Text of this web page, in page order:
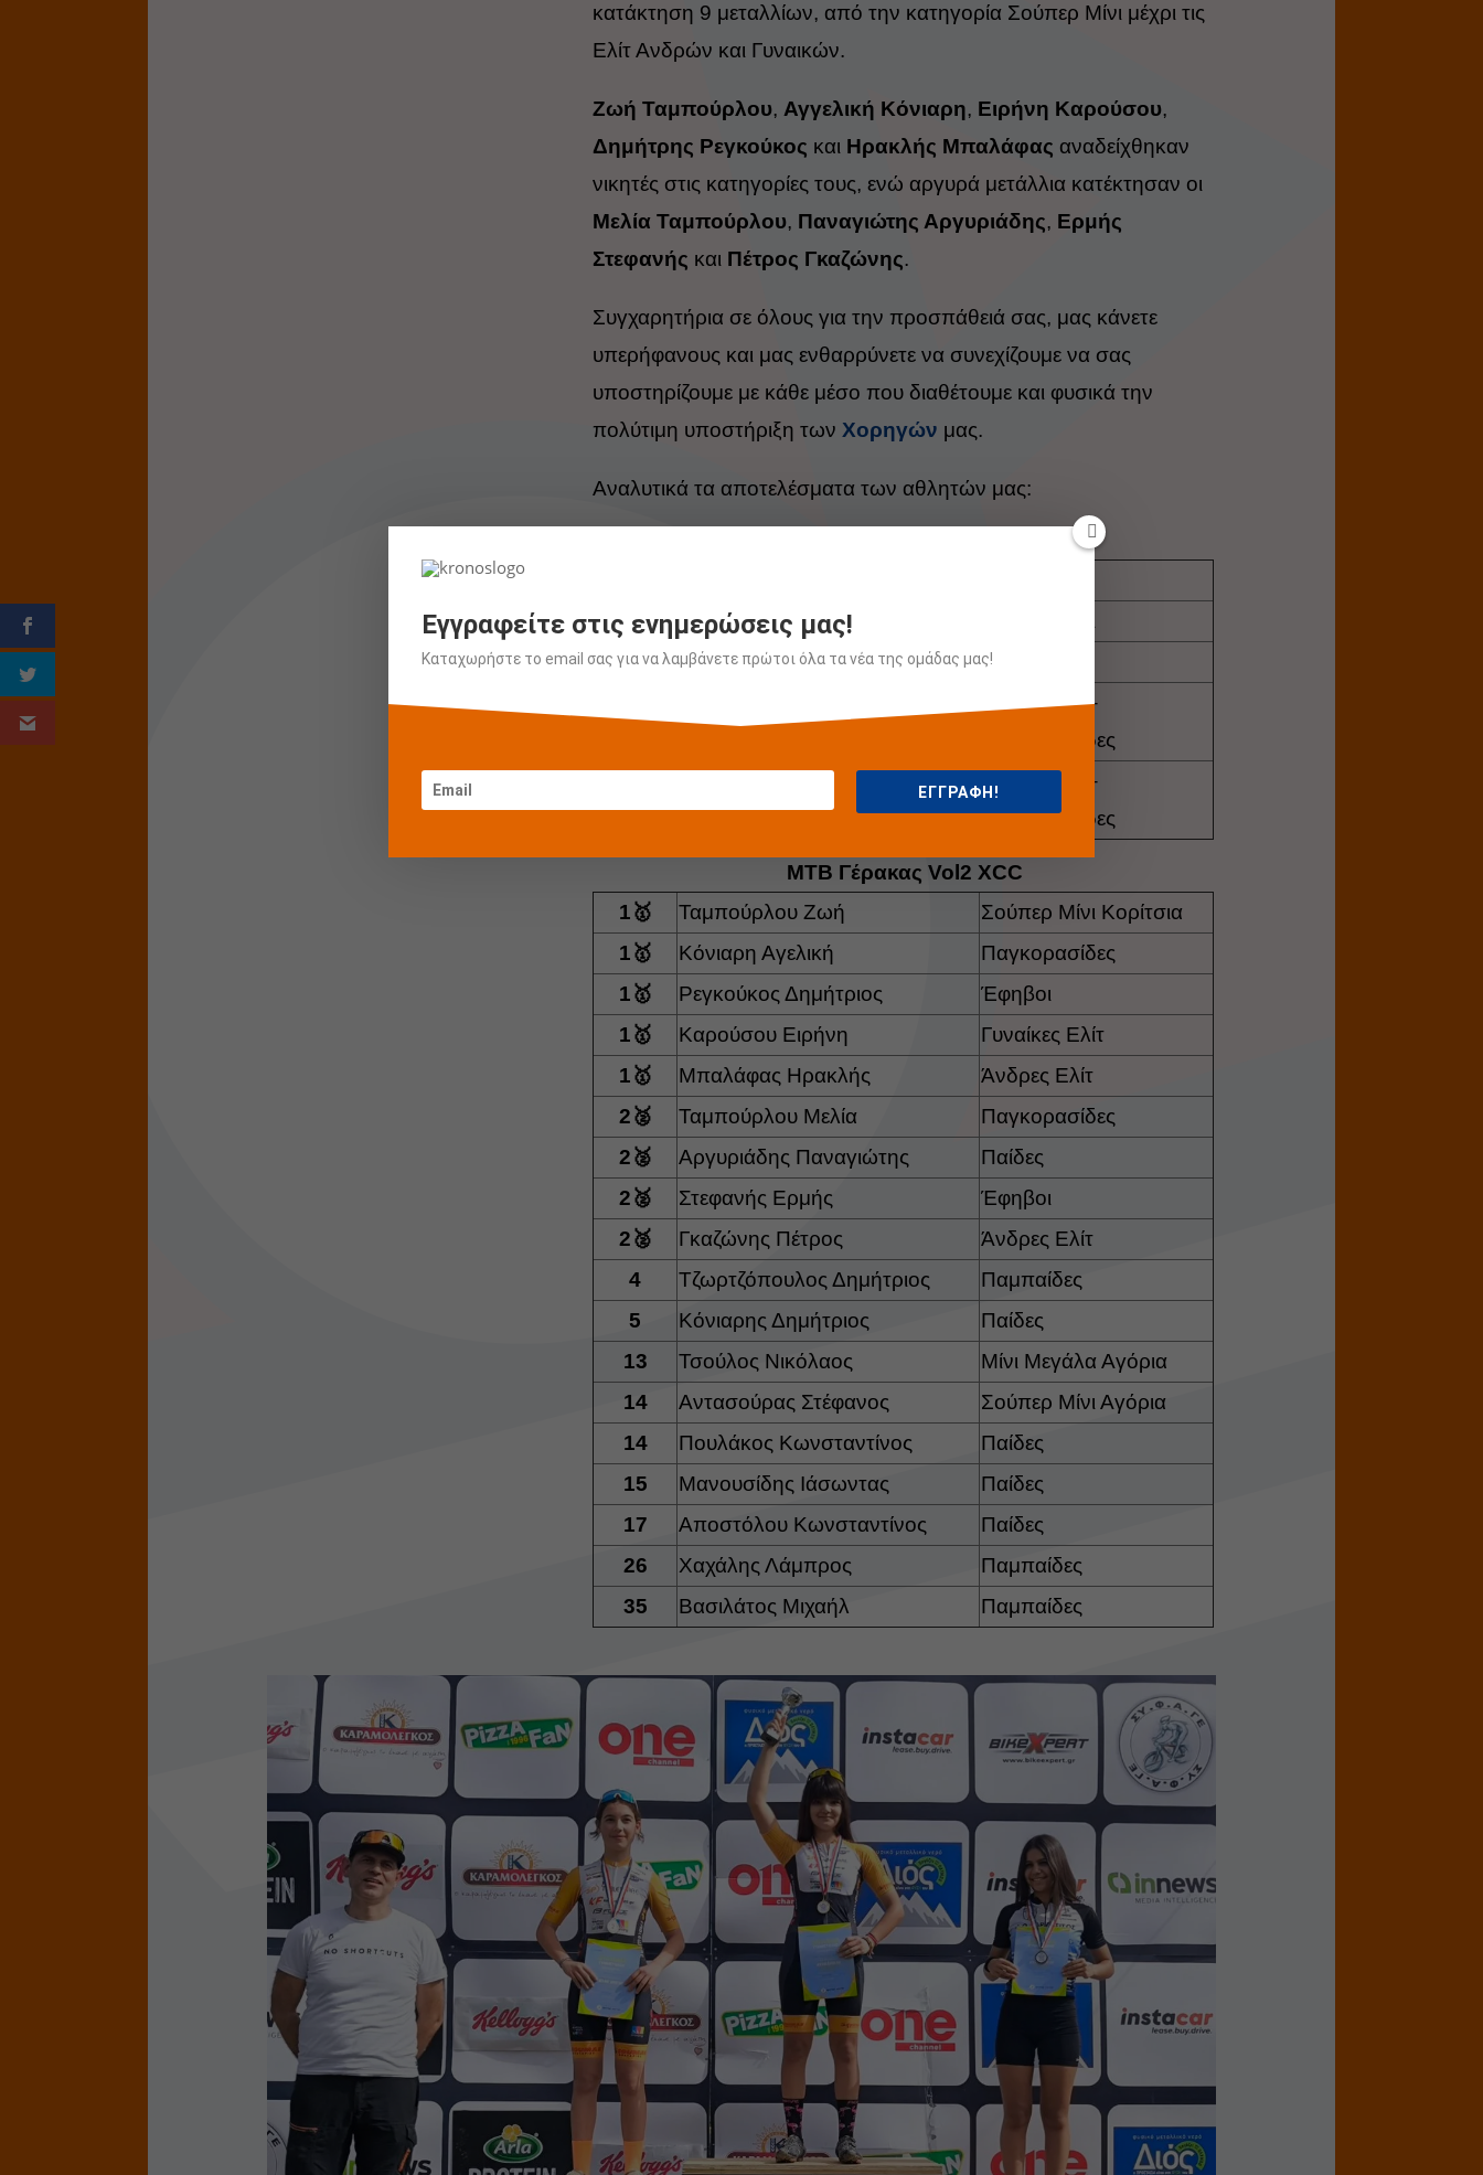
κατάκτηση 9 μεταλλίων, από την κατηγορία Σούπερ Μίνι μέχρι τις
Ελίτ Ανδρών και Γυναικών.
Ζωή Ταμπούρλου, Αγγελική Κόνιαρη, Ειρήνη Καρούσου,
Δημήτρης Ρεγκούκος και Ηρακλής Μπαλάφας αναδείχθηκαν
νικητές στις κατηγορίες τους, ενώ αργυρά μετάλλια κατέκτησαν οι
Μελία Ταμπούρλου, Παναγιώτης Αργυριάδης, Ερμής
Στεφανής και Πέτρος Γκαζώνης.
Συγχαρητήρια σε όλους για την προσπάθειά σας, μας κάνετε
υπερήφανους και μας ενθαρρύνετε να συνεχίζουμε να σας
υποστηρίζουμε με κάθε μέσο που διαθέτουμε και φυσικά την
πολύτιμη υποστήριξη των Χορηγών μας.
Αναλυτικά τα αποτελέσματα των αθλητών μας:
4
Ταμπούρλου Ζωή
5
Αποστόλου Κωνσταντίνος Παίδες
Κόνιαρη Αγγελική
Κορασίδες –
Παγκορασίδες
Κορασίδες –
Παγκορασίδες
MTB Γέρακας Vol2 XCC
1🥇
Ταμπούρλου Ζωή
Σούπερ Μίνι Κορίτσια
1🥇
Κόνιαρη Αγελική
Παγκορασίδες
1🥇
Ρεγκούκος Δημήτριος
Έφηβοι
1🥇
Καρούσου Ειρήνη
Γυναίκες Ελίτ
1🥇
Μπαλάφας Ηρακλής
Άνδρες Ελίτ
2🥈
Ταμπούρλου Μελία
Παγκορασίδες
2🥈
Αργυριάδης Παναγιώτης
Παίδες
2🥈
Στεφανής Ερμής
Έφηβοι
2🥈
Γκαζώνης Πέτρος
Άνδρες Ελίτ
4
Τζωρτζόπουλος Δημήτριος
Παμπαίδες
5
Κόνιαρης Δημήτριος
Παίδες
13
Τσούλος Νικόλαος
Μίνι Μεγάλα Αγόρια
14
Αντασούρας Στέφανος
Σούπερ Μίνι Αγόρια
14
Πουλάκος Κωνσταντίνος
Παίδες
15
Μανουσίδης Ιάσωντας
Παίδες
17
Αποστόλου Κωνσταντίνος
Παίδες
26
Χαχάλης Λάμπρος
Παμπαίδες
35
Βασιλάτος Μιχαήλ Παμπαίδες
Εγγραφείτε στις ενημερώσεις μας!
Καταχωρήστε το email σας για να λαμβάνετε πρώτοι όλα τα νέα της ομάδας μας!
ΕΓΓΡΑΦΗ!